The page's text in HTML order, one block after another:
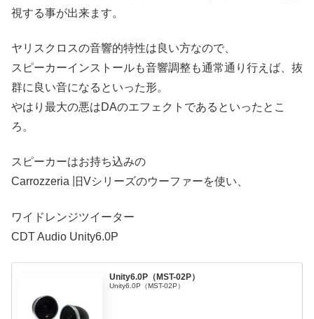
視する事が出来ます。
ヤリスクロスの音響的特性は良い方なので、
スピーカーインストールも音響調整も通常通り行えば、抜
群に良い音になるといった形。
やはり最大の悪はDAのエフェクトであるといったとこ
ろ。
スピーカーはお持ち込みの
Carrozzeria 旧Vシリーズのウーファーを使い、
ワイドレンジツイーター
CDT Audio Unity6.0P
Unity6.0P（MST-02P）
Unity6.0P（MST-02P）